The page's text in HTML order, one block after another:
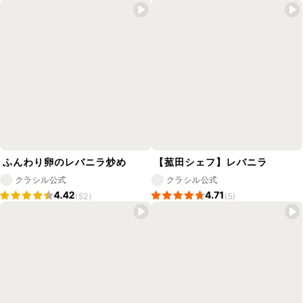
ふんわり卵のレバニラ炒め
クラシル公式
4.42(52)
【菰田シェフ】レバニラ
クラシル公式
4.71(5)